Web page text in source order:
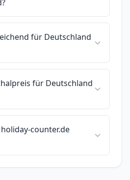
für Deutschland
für Deutschland
counter.de